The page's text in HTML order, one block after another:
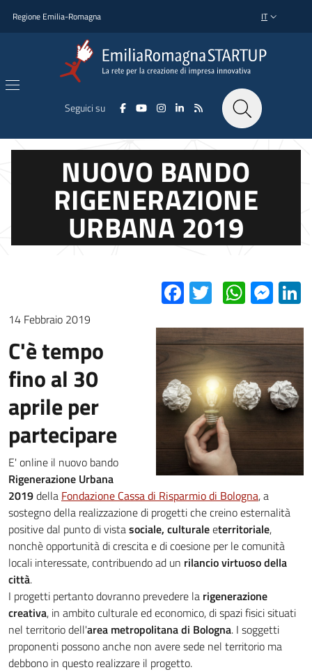
Regione Emilia-Romagna SELETTORE
IT
Seguici su
NUOVO BANDO
RIGENERAZIONE
URBANA 2019
Facebook
Twitter
14 Febbraio 2019
C'è tempo
fino al 30
aprile per
partecipare
E' online il nuovo bando
Rigenerazione Urbana
2019della Fondazione Cassa di Risparmio di Bologna, a
sostegno della realizzazione di progetti che creino esternalità
positive dal punto di vistasociale, culturaleeterritoriale,
nonchè opportunità di crescita e di coesione per le comunità
locali interessate, contribuendo ad un rilancio virtuoso della
città.
I progetti pertanto dovranno prevedere la rigenerazione
creativa, in ambito culturale ed economico, di spazi fisici situati
nel territorio dell'area metropolitana di Bologna. I soggetti
proponenti possono anche non avere sede nel territorio ma
debbono in questo realizzare il progetto.